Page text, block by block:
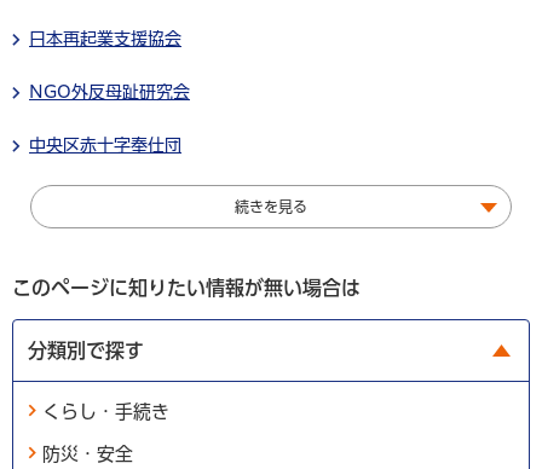
日本再起業支援協会
NGO外反母趾研究会
中央区赤十字奉仕団
続きを見る
このページに知りたい情報が無い場合は
分類別で探す
くらし・手続き
防災・安全